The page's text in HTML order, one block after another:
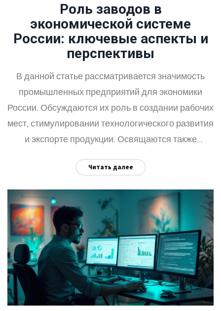
Роль заводов в
экономической системе
России: ключевые аспекты и
перспективы
В данной статье рассматривается значимость
промышленных предприятий для экономики
России. Обсуждаются их роль в создании рабочих
мест, стимулировании технологического развития
и экспорте продукции. Освящаются также
секторами экономики и их вклад в устойчивое
Читать далее